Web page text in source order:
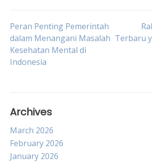
Post
navigation
Peran Penting Pemerintah
dalam Menangani Masalah
Kesehatan Mental di
Indonesia
Terbaru
Archives
March 2026
February 2026
January 2026